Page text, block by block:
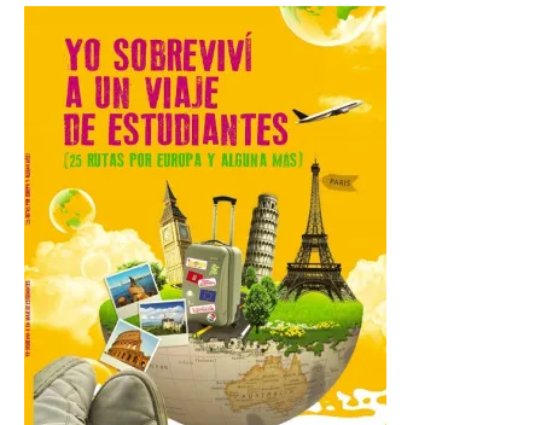
este domingo una nueva
edición del Día de León y
Astorga.
10 Ago 2026
El presidente de la
Diputación de León,
Gerardo Álvarez Courel, y
el vicepresidente Roberto
Aller han participado en el
acto institucional organizado con motivo
del Día de León. Organizada por la
Cámara de Comercio de Gijón, FIDMA es
una feria […]